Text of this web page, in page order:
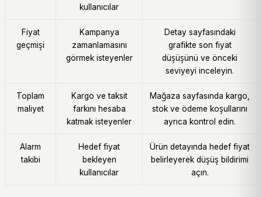
kullanıcılar
Fiyat
geçmişi
Kampanya
zamanlamasını
görmek isteyenler
Detay sayfasındaki
grafikte son fiyat
düşüşünü ve önceki
seviyeyi inceleyin.
Toplam
maliyet
Kargo ve taksit
farkını hesaba
katmak isteyenler
Mağaza sayfasında kargo,
stok ve ödeme koşullarını
ayrıca kontrol edin.
Alarm
takibi
Hedef fiyat
bekleyen
kullanıcılar
Ürün detayında hedef fiyat
belirleyerek düşüş bildirimi
açın.